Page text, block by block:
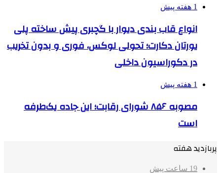
1 هفته پیش
انواع قاب بندی دیوار با گچبری پیش ساخته پلی
یورتان دکارت؛ تحولی لوکس، فوری و بدون تخریب
در دکوراسیون داخلی
1 هفته پیش
مصوبه ۸۵۶ شورای رقابت؛ این جاده یک‌طرفه
است
پربازدید هفته
19 ساعت پیش